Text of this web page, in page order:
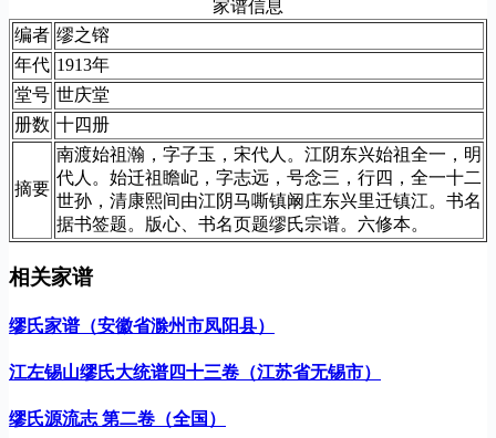
家谱信息
编者 缪之镕
年代 1913年
堂号 世庆堂
册数 十四册
摘要
南渡始祖瀚，字子玉，宋代人。江阴东兴始祖全一，明
代人。始迁祖瞻屺，字志远，号念三，行四，全一十二
世孙，清康熙间由江阴马嘶镇阚庄东兴里迁镇江。书名
据书签题。版心、书名页题缪氏宗谱。六修本。
相关家谱
缪氏家谱（安徽省滁州市凤阳县）
江左锡山缪氏大统谱四十三卷（江苏省无锡市）
缪氏源流志 第二卷（全国）